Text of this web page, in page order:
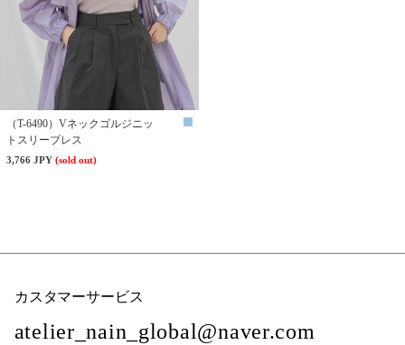
（T-6490）Vネックゴルジニッ
トスリーブレス
3,766 JPY (sold out)
カスタマーサービス
atelier_nain_global@naver.com